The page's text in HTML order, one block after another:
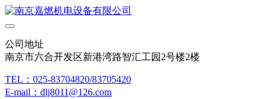
公司地址
南京市六合开发区新港湾路智汇工园2号楼2楼
TEL：025-83704820/83705420
E-mail：dlj8011@126.com